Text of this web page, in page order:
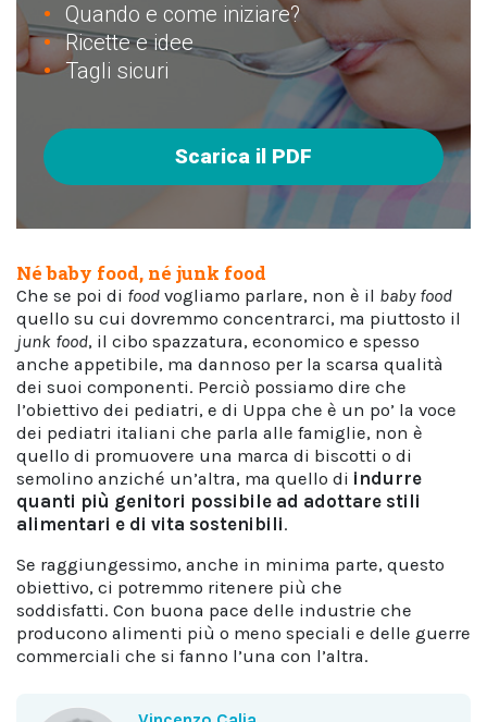
Quando e come iniziare?
Ricette e idee
Tagli sicuri
Scarica il PDF
Né baby food, né junk food
Che se poi di food vogliamo parlare, non è il baby food
quello su cui dovremmo concentrarci, ma piuttosto il
junk food, il cibo spazzatura, economico e spesso
anche appetibile, ma dannoso per la scarsa qualità
dei suoi componenti. Perciò possiamo dire che
l’obiettivo dei pediatri, e di Uppa che è un po’ la voce
dei pediatri italiani che parla alle famiglie, non è
quello di promuovere una marca di biscotti o di
semolino anziché un’altra, ma quello di indurre
quanti più genitori possibile ad adottare stili
alimentari e di vita sostenibili.
Se raggiungessimo, anche in minima parte, questo
obiettivo, ci potremmo ritenere più che
soddisfatti. Con buona pace delle industrie che
producono alimenti più o meno speciali e delle guerre
commerciali che si fanno l’una con l’altra.